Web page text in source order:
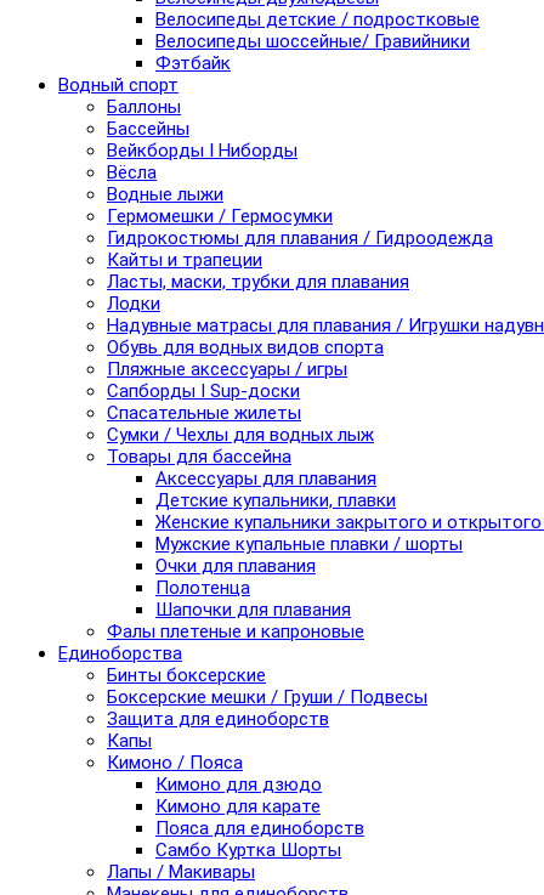
Велосипеды детские / подростковые
Велосипеды шоссейные/ Гравийники
Фэтбайк
Водный спорт
Баллоны
Бассейны
Вейкборды I Ниборды
Вёсла
Водные лыжи
Гермомешки / Гермосумки
Гидрокостюмы для плавания / Гидроодежда
Кайты и трапеции
Ласты, маски, трубки для плавания
Лодки
Надувные матрасы для плавания / Игрушки
Обувь для водных видов спорта
Пляжные аксессуары / игры
Сапборды I Sup-доски
Спасательные жилеты
Сумки / Чехлы для водных лыж
Товары для бассейна
Аксессуары для плавания
Детские купальники, плавки
Женские купальники закрытого и
Мужские купальные плавки / шорты
Очки для плавания
Полотенца
Шапочки для плавания
Фалы плетеные и капроновые
Единоборства
Бинты боксерские
Боксерские мешки / Груши / Подвесы
Защита для единоборств
Капы
Кимоно / Пояса
Кимоно для дзюдо
Кимоно для карате
Пояса для единоборств
Самбо Куртка Шорты
Лапы / Макивары